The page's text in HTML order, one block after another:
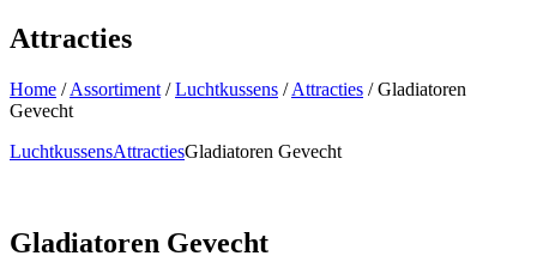
Attracties
Home /Assortiment /Luchtkussens /Attracties /Gladiatoren
Gevecht
LuchtkussensAttractiesGladiatoren Gevecht
Gladiatoren Gevecht